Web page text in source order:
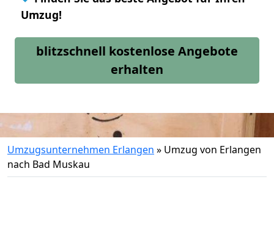
Umzug!
blitzschnell kostenlose Angebote
erhalten
Umzugsunternehmen Erlangen » Umzug von Erlangen
nach Bad Muskau